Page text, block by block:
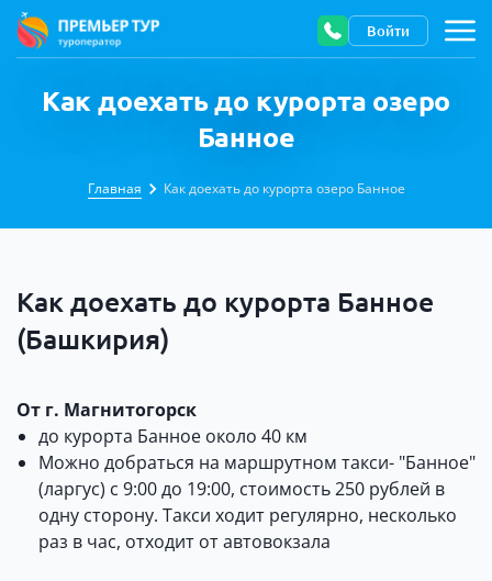
Войти
Как доехать до курорта озеро
Банное
Главная Как доехать до курорта озеро Банное
Как доехать до курорта Банное
(Башкирия)
От г. Магнитогорск
до курорта Банное около 40 км
Можно добраться на маршрутном такси- "Банное"
(ларгус) с 9:00 до 19:00, стоимость 250 рублей в
одну сторону. Такси ходит регулярно, несколько
раз в час, отходит от автовокзала